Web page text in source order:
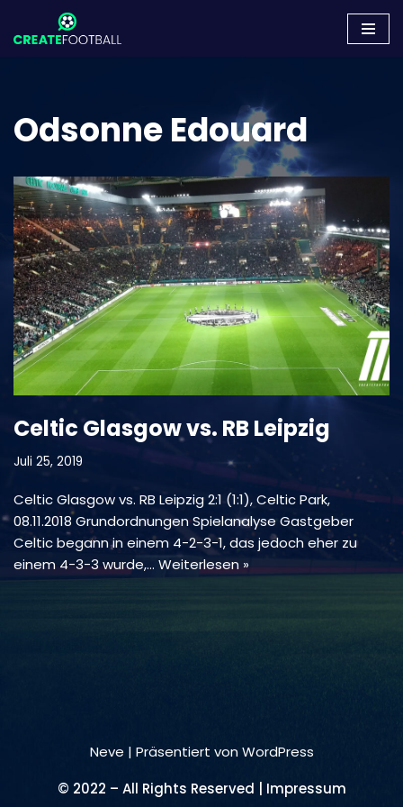
Zum
Odsonne Edouard
Celtic Glasgow vs. RB Leipzig
Juli 25, 2019
Celtic Glasgow vs. RB Leipzig 2:1 (1:1), Celtic Park,
08.11.2018 Grundordnungen Spielanalyse Gastgeber
Celtic begann in einem 4-2-3-1, das jedoch eher zu
einem 4-3-3 wurde,… Weiterlesen »
Neve | Präsentiert vonWordPress
© 2022 – All Rights Reserved | Impressum